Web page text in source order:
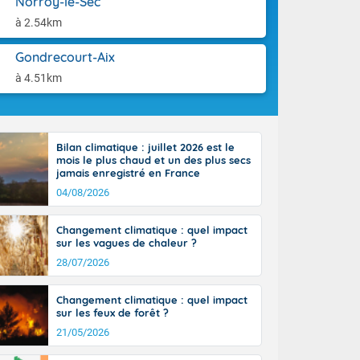
à 2.54km
Gondrecourt-Aix
à 4.51km
l'après-
14
il fait
30 à 35
Bilan climatique : juillet 2026 est le
mois le plus chaud et un des plus secs
jamais enregistré en France
04/08/2026
Changement climatique : quel impact
sur les vagues de chaleur ?
28/07/2026
Changement climatique : quel impact
sur les feux de forêt ?
21/05/2026